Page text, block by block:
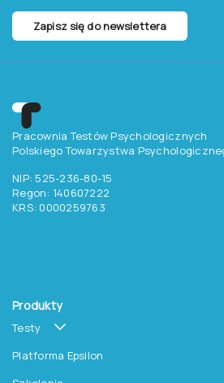
Zapisz się do newslettera
Pracownia Testów Psychologicznych
Polskiego Towarzystwa
NIP: 525-236-80-15
Regon: 140607222
KRS: 0000259763
Produkty
Testy
Platforma Epsilon